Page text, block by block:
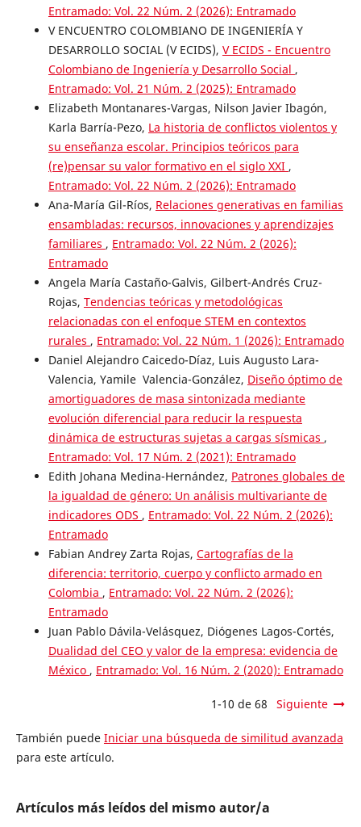
Entramado: Vol. 22 Núm. 2 (2026): Entramado
V ENCUENTRO COLOMBIANO DE INGENIERÍA Y
DESARROLLO SOCIAL (V ECIDS), V ECIDS - Encuentro
Colombiano de Ingeniería y Desarrollo Social ,
Entramado: Vol. 21 Núm. 2 (2025): Entramado
Elizabeth Montanares-Vargas, Nilson Javier Ibagón,
Karla Barría-Pezo, La historia de conflictos violentos y
su enseñanza escolar. Principios teóricos para
(re)pensar su valor formativo en el siglo XXI ,
Entramado: Vol. 22 Núm. 2 (2026): Entramado
Ana-María Gil-Ríos, Relaciones generativas en familias
ensambladas: recursos, innovaciones y aprendizajes
familiares , Entramado: Vol. 22 Núm. 2 (2026):
Entramado
Angela María Castaño-Galvis, Gilbert-Andrés Cruz-
Rojas, Tendencias teóricas y metodológicas
relacionadas con el enfoque STEM en contextos
rurales , Entramado: Vol. 22 Núm. 1 (2026): Entramado
Daniel Alejandro Caicedo-Díaz, Luis Augusto Lara-
Valencia, Yamile Valencia-González, Diseño óptimo de
amortiguadores de masa sintonizada mediante
evolución diferencial para reducir la respuesta
dinámica de estructuras sujetas a cargas sísmicas ,
Entramado: Vol. 17 Núm. 2 (2021): Entramado
Edith Johana Medina-Hernández, Patrones globales de
la igualdad de género: Un análisis multivariante de
indicadores ODS , Entramado: Vol. 22 Núm. 2 (2026):
Entramado
Fabian Andrey Zarta Rojas, Cartografías de la
diferencia: territorio, cuerpo y conflicto armado en
Colombia , Entramado: Vol. 22 Núm. 2 (2026):
Entramado
Juan Pablo Dávila-Velásquez, Diógenes Lagos-Cortés,
Dualidad del CEO y valor de la empresa: evidencia de
México , Entramado: Vol. 16 Núm. 2 (2020): Entramado
1-10 de 68 Siguiente
También puede Iniciar una búsqueda de similitud avanzada
para este artículo.
Artículos más leídos del mismo autor/a